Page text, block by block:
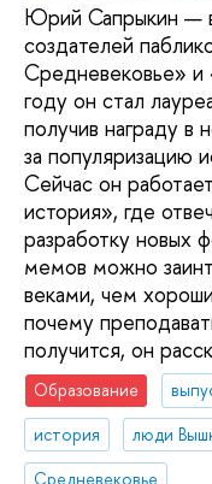
Юрий Сапрыкин —
создателей
Средневековье» и
году он стал
получив награду в
за популяризацию
Сейчас он
история», где
разработку новых
мемов можно
веками, чем
почему
получится, он
Образование
история
люди
Средневековье